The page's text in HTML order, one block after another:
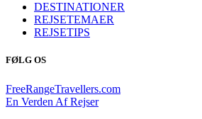
DESTINATIONER
REJSETEMAER
REJSETIPS
FØLG OS
FreeRangeTravellers.com
En Verden Af Rejser